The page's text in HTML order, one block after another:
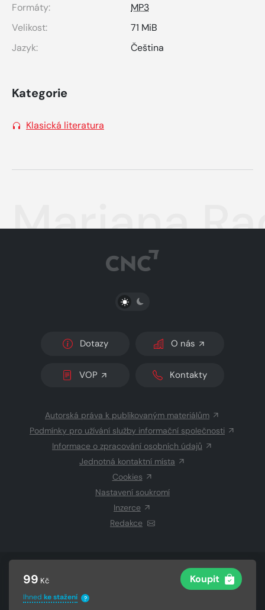
99 Kč Koupit
Ihned ke stažení ?
Formáty:
MP3
Velikost:
71 MiB
Jazyk:
Čeština
Kategorie
Klasická literatura
Mariana
PŘEPNOUT SVĚTLÝ/TMAVÝ REŽIM
Dotazy O nás
VOP Kontakty
Autorská práva k publikovaným materiálům
Podmínky pro užívání služby informační společnosti
Informace o zpracování osobních údajů
Jednotná kontaktní místa
Cookies
Nastavení soukromí
Inzerce
Redakce
CZECH NEWS CENTER a.s.a dodavatelé
Vysázeno